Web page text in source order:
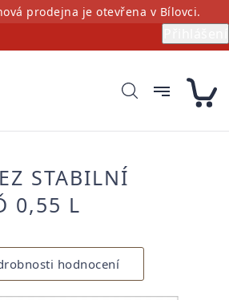
prodejna je otevřena v Bílovci.
STABILNÍ
0,55 L
hodnocení